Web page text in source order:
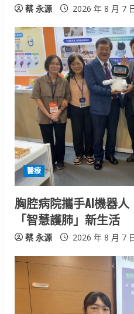
蔡 永源 2026 年 8 月 7
醫療
胸腔病院攜手AI機器
「智慧護肺」新生活
蔡 永源 2026 年 8 月 7